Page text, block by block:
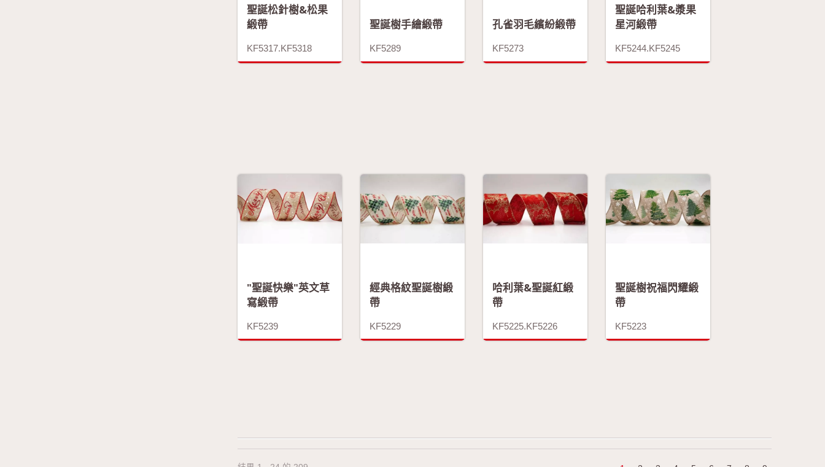
聖誕松針樹&松果
緞帶
KF5317.KF5318
聖誕樹手繪緞帶
KF5289
孔雀羽毛繽紛緞帶
KF5273
聖誕哈利葉&漿果
星河緞帶
KF5244.KF5245
"聖誕快樂"英文草
寫緞帶
KF5239
經典格紋聖誕樹緞
帶
KF5229
哈利葉&聖誕紅緞
帶
KF5225.KF5226
聖誕樹祝福閃耀緞
帶
KF5223